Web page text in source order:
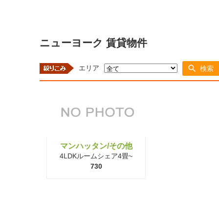
ニューヨーク 賃貸物件
エリア 検索
マンハッタン/その他
4LDKルームシェア4畳~
730